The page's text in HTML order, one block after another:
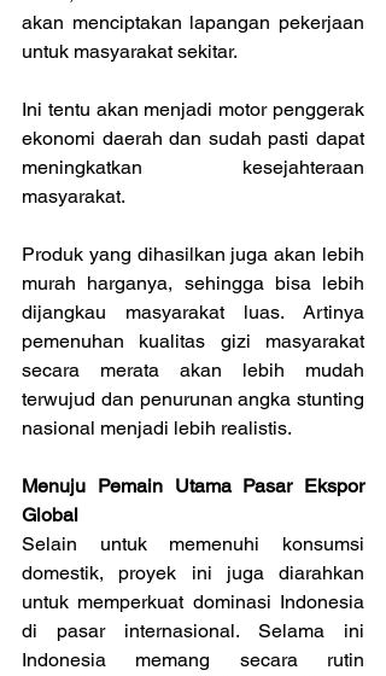
akan menciptakan lapangan pekerjaan
untuk masyarakat sekitar.
Ini tentu akan menjadi motor penggerak
ekonomi daerah dan sudah pasti dapat
meningkatkan kesejahteraan
masyarakat.
Produk yang dihasilkan juga akan lebih
murah harganya, sehingga bisa lebih
dijangkau masyarakat luas. Artinya
pemenuhan kualitas gizi masyarakat
secara merata akan lebih mudah
terwujud dan penurunan angka stunting
nasional menjadi lebih realistis.
Menuju Pemain Utama Pasar Ekspor
Global
Selain untuk memenuhi konsumsi
domestik, proyek ini juga diarahkan
untuk memperkuat dominasi Indonesia
di pasar internasional. Selama ini
Indonesia memang secara rutin